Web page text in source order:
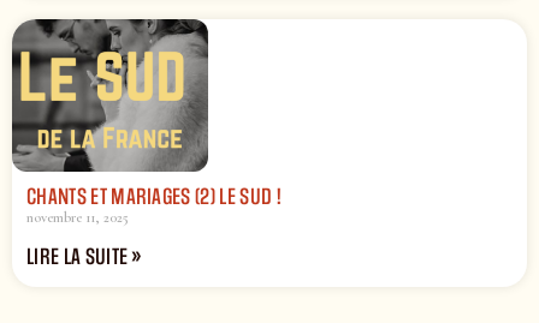
CHANTS ET MARIAGES (2) LE SUD !
novembre 11, 2025
LIRE LA SUITE »